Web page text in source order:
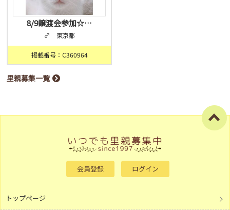
8/9譲渡会参加☆…
♂ 東京都
掲載番号：C360964
里親募集一覧
会員登録 ログイン
トップページ